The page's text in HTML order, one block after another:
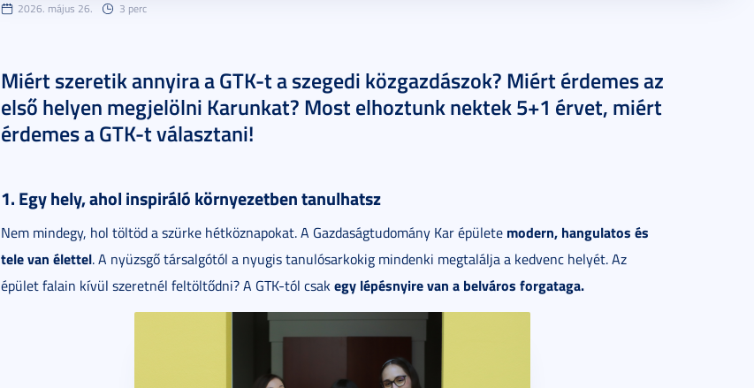
2026. május 26. 3 perc
Miért szeretik annyira a GTK-t a szegedi közgazdászok? Miért érdemes az
első helyen megjelölni Karunkat? Most elhoztunk nektek 5+1 érvet, miért
érdemes a GTK-t választani!
1. Egy hely, ahol inspiráló környezetben tanulhatsz
Nem mindegy, hol töltöd a szürke hétköznapokat. A Gazdaságtudomány Kar épülete modern, hangulatos és
tele van élettel. A nyüzsgő társalgótól a nyugis tanulósarkokig mindenki megtalálja a kedvenc helyét. Az
épület falain kívül szeretnél feltöltődni? A GTK-tól csakegy lépésnyire van a belváros forgataga.